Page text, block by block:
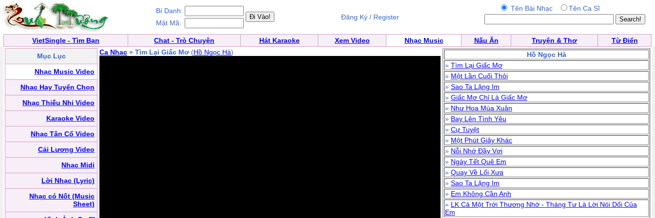
Bí Danh:
Mật Mã:
Đăng Ký / Register
Tên Bài Nhạc Tên Ca Sĩ
VietSingle - Tìm Bạn Chat - Trò Chuyện Hát Karaoke Xem Video Nhạc Music Nấu Ăn Truyện & Thơ
Từ Điển
Mục Lục
Nhạc Music Video
Nhạc Hay Tuyển Chọn
Nhạc Thiếu Nhi Video
Karaoke Video
Nhạc Tân Cổ Video
Cải Lương Video
Nhạc Midi
Lời Nhạc (Lyric)
Nhạc có Nốt (Music
Sheet)
Ca Nhạc » Tìm Lại Giấc Mơ (Hồ Ngọc Hà)
Hồ Ngọc Hà
» Tìm Lại Giấc Mơ
» Một Lần Cuối Thôi
» Sao Ta Lặng Im
» Giấc Mơ Chỉ Là Giấc Mơ
» Như Hoa Mùa Xuân
» Bay Lên Tình Yêu
» Cự Tuyệt
» Một Phút Giây Khác
» Nỗi Nhớ Đầy Vơi
» Ngày Tết Quê Em
» Quay Về Lối Xưa
» Sao Ta Lặng Im
» Em Không Cần Anh
» LK Cả Một Trời Thương Nhớ - Tháng Tư Là Lời Nói Dối Của
Em